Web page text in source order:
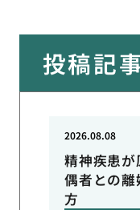
投稿記
精神疾患
偶者との
方
2026.08.08